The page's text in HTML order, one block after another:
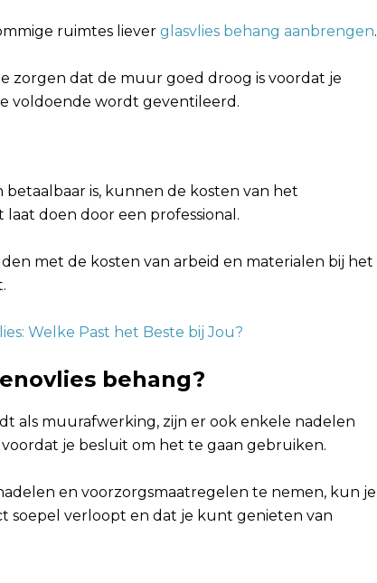
ruimtes liever glasvlies behang aanbrengen.
zorgen dat de muur goed droog is voordat je
voldoende wordt geventileerd.
is, kunnen de kosten van het
doen door een professional.
met de kosten van arbeid en materialen bij het
Welke Past het Beste bij Jou?
behang?
als muurafwerking, zijn er ook enkele nadelen
je besluit om het te gaan gebruiken.
en voorzorgsmaatregelen te nemen, kun je
soepel verloopt en dat je kunt genieten van